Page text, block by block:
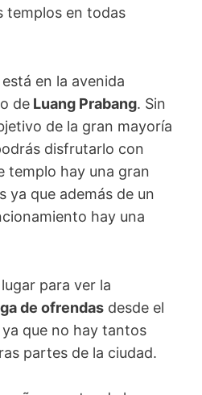
templos en todas
en la avenida
de Luang Prabang. Sin
de la gran mayoría
disfrutarlo con
templo hay una gran
ya que además de un
hay una
para ver la
de ofrendas desde el
que no hay tantos
partes de la ciudad.